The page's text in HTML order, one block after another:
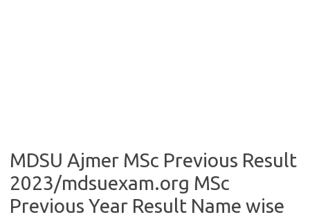
MDSU Ajmer MSc Previous Result
2023/mdsuexam.org MSc
Previous Year Result Name wise